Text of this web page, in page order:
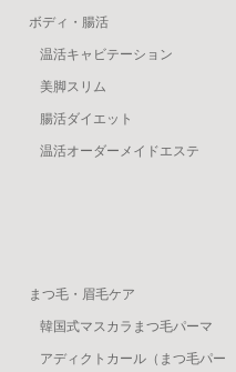
ボディ・腸活
温活キャビテーション
美脚スリム
腸活ダイエット
温活オーダーメイドエステ
まつ毛・眉毛ケア
韓国式マスカラまつ毛パーマ
アディクトカール（まつ毛パー